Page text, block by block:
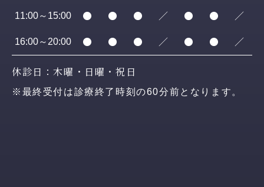
11:00～15:00 ● ● ● ／ ● ● ／
16:00～20:00 ● ● ● ／ ● ● ／
休診日：木曜・日曜・祝日
※最終受付は診療終了時刻の60分前となります。